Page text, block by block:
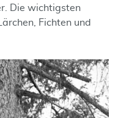
Die wichtigsten
Fichten und